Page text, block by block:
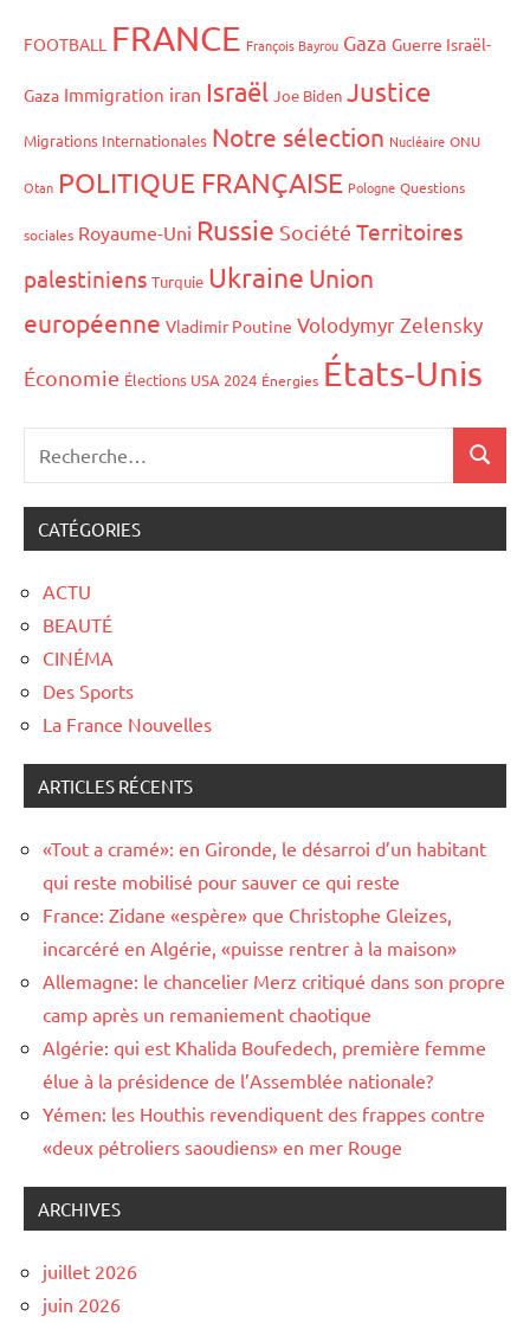
FOOTBALL FRANCE François Bayrou Gaza Guerre Israël-
Gaza Immigration iran Israël Joe Biden Justice
Migrations Internationales Notre sélection Nucléaire ONU
Otan POLITIQUE FRANÇAISE Pologne Questions
sociales Royaume-Uni Russie Société Territoires
palestiniens Turquie Ukraine Union
européenne Vladimir Poutine Volodymyr Zelensky
Économie Élections USA 2024 Énergies États-Unis
CATÉGORIES
ACTU
BEAUTÉ
CINÉMA
Des Sports
La France Nouvelles
ARTICLES RÉCENTS
«Tout a cramé»: en Gironde, le désarroi d’un habitant
qui reste mobilisé pour sauver ce qui reste
France: Zidane «espère» que Christophe Gleizes,
incarcéré en Algérie, «puisse rentrer à la maison»
Allemagne: le chancelier Merz critiqué dans son propre
camp après un remaniement chaotique
Algérie: qui est Khalida Boufedech, première femme
élue à la présidence de l’Assemblée nationale?
Yémen: les Houthis revendiquent des frappes contre
«deux pétroliers saoudiens» en mer Rouge
ARCHIVES
juillet 2026
juin 2026